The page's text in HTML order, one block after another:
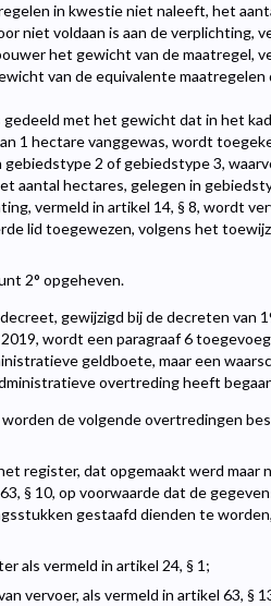
in kwestie niet naleeft, het
niet voldaan is aan de verplichting,
het gewicht van de maatregel,
van de equivalente
met het gewicht dat in het
1 hectare vanggewas, wordt
2 of gebiedstype 3,
aantal hectares, gelegen in
vermeld in artikel 14, § 8, wordt
lid toegewezen, volgens het
2° opgeheven.
gewijzigd bij de decreten van
wordt een paragraaf 6
geldboete, maar een
overtreding heeft
de volgende overtredingen
register, dat opgemaakt werd maar
§ 10, op voorwaarde dat de
gestaafd dienden te
als vermeld in artikel 24, § 1;
vervoer, als vermeld in artikel 63, §